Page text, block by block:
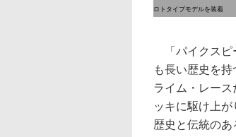
ロトタイプモデルを装着
「パイクスピ
も長い歴史を
ライム・レー
ッキに駆け上
歴史と伝統のあ